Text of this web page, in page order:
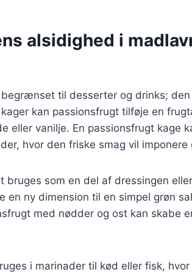
alsidighed i
til desserter og drinks;
kan passionsfrugt tilføje en
eller vanilje. En passionsfrugt kage
hvor den friske smag vil
bruges som en del af dressingen
en ny dimension til en simpel grøn
med nødder og ost kan skabe
i marinader til kød eller fisk,